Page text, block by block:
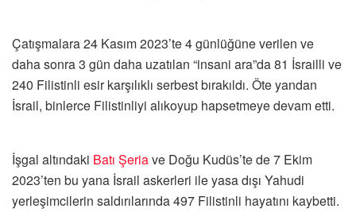
Çatışmalara 24 Kasım 2023’te 4 günlüğüne verilen ve
daha sonra 3 gün daha uzatılan “insani ara”da 81 İsrailli ve
240 Filistinli esir karşılıklı serbest bırakıldı. Öte yandan
İsrail, binlerce Filistinliyi alıkoyup hapsetmeye devam etti.
İşgal altındaki Batı Şeriave Doğu Kudüs’te de 7 Ekim
2023’ten bu yana İsrail askerleri ile yasa dışı Yahudi
yerleşimcilerin saldırılarında 497 Filistinli hayatını kaybetti.